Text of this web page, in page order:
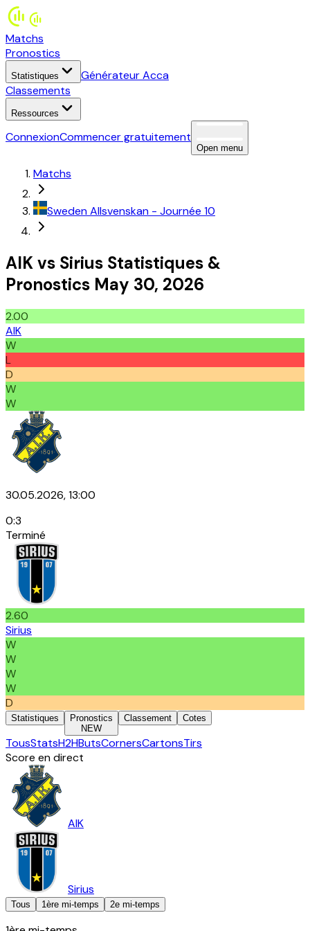
Matchs
Pronostics
Statistiques
Générateur Acca
Classements
Ressources
ConnexionCommencer gratuitement
Open menu
Matchs
SwedenAllsvenskan - Journée 10
AIKvs Sirius Statistiques &
Pronostics May 30, 2026
2.00
AIK
W
L
D
W
W
30.05.2026, 13:00
0:3
Terminé
2.60
Sirius
W
W
W
W
D
Statistiques
Pronostics
NEW
Classement Cotes
TousStatsH2HButsCornersCartonsTirs
Score en direct
AIK
Sirius
Tous 1ère mi-temps 2e mi-temps